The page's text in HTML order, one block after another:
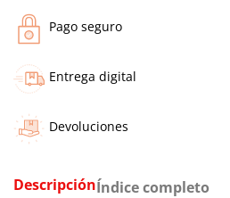
Pago seguro
Entrega digital
Devoluciones
DescripciónÍndice completo